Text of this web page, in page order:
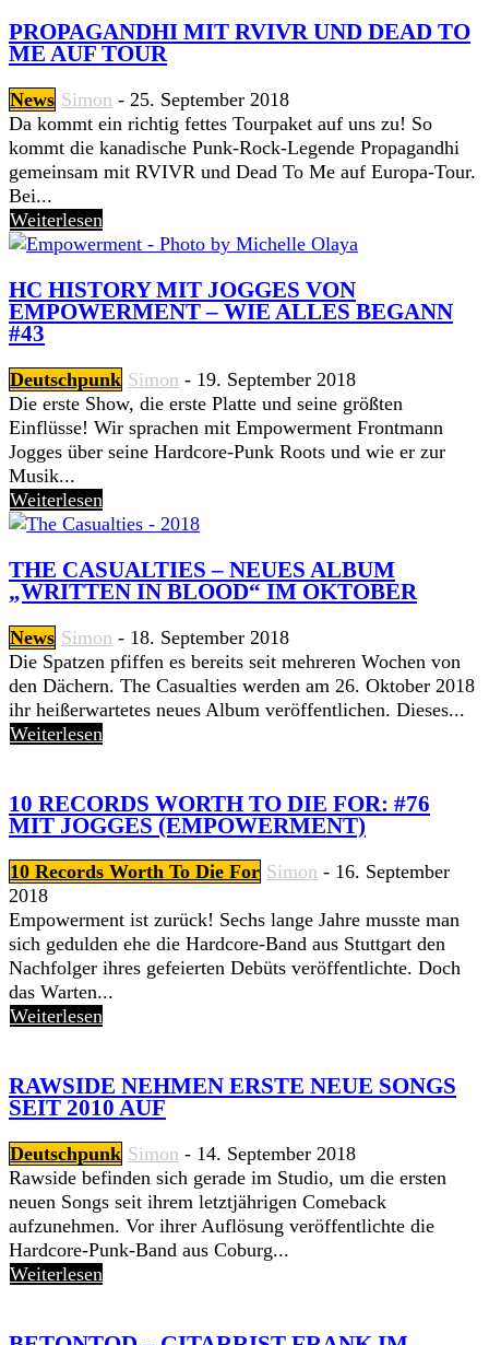
PROPAGANDHI MIT RVIVR UND DEAD TO
ME AUF TOUR
News Simon - 25. September 2018
Da kommt ein richtig fettes Tourpaket auf uns zu! So
kommt die kanadische Punk-Rock-Legende Propagandhi
gemeinsam mit RVIVR und Dead To Me auf Europa-Tour.
Bei...
Weiterlesen
HC HISTORY MIT JOGGES VON
EMPOWERMENT – WIE ALLES BEGANN
#43
Deutschpunk Simon - 19. September 2018
Die erste Show, die erste Platte und seine größten
Einflüsse! Wir sprachen mit Empowerment Frontmann
Jogges über seine Hardcore-Punk Roots und wie er zur
Musik...
Weiterlesen
THE CASUALTIES – NEUES ALBUM
„WRITTEN IN BLOOD“ IM OKTOBER
News Simon - 18. September 2018
Die Spatzen pfiffen es bereits seit mehreren Wochen von
den Dächern. The Casualties werden am 26. Oktober 2018
ihr heißerwartetes neues Album veröffentlichen. Dieses...
Weiterlesen
10 RECORDS WORTH TO DIE FOR: #76
MIT JOGGES (EMPOWERMENT)
10 Records Worth To Die For Simon - 16. September
2018
Empowerment ist zurück! Sechs lange Jahre musste man
sich gedulden ehe die Hardcore-Band aus Stuttgart den
Nachfolger ihres gefeierten Debüts veröffentlichte. Doch
das Warten...
Weiterlesen
RAWSIDE NEHMEN ERSTE NEUE SONGS
SEIT 2010 AUF
Deutschpunk Simon - 14. September 2018
Rawside befinden sich gerade im Studio, um die ersten
neuen Songs seit ihrem letztjährigen Comeback
aufzunehmen. Vor ihrer Auflösung veröffentlichte die
Hardcore-Punk-Band aus Coburg...
Weiterlesen